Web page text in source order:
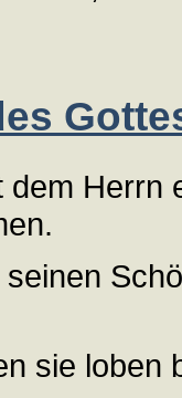
dem Herrn
sie loben